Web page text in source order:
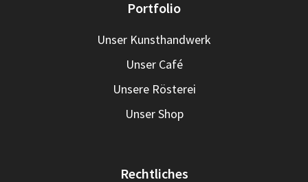
Portfolio
Unser Kunsthandwerk
Unser Café
Unsere Rösterei
Unser Shop
Rechtliches